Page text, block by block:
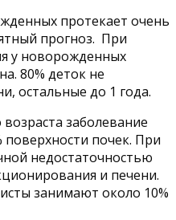
протекает очень
прогноз. При
у новорожденных
80% деток не
остальные до 1 года.
заболевание
поверхности почек. При
недостаточностью
и печени.
занимают около 10%